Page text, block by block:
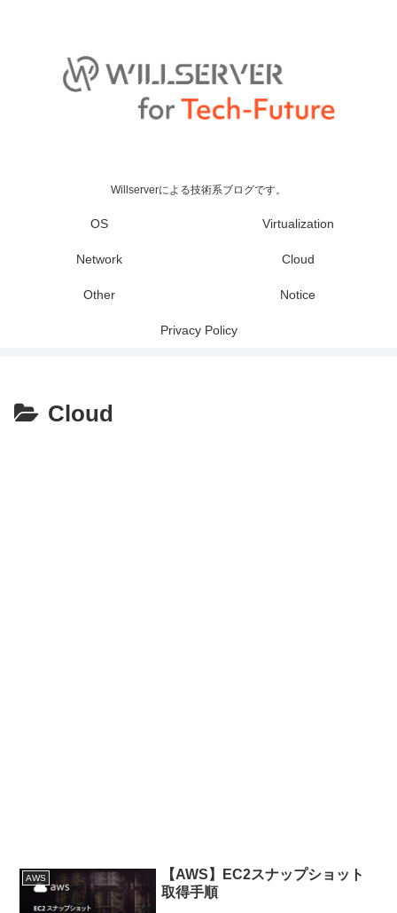
Willserverによる技術系ブログです。
OS Virtualization
Network Cloud
Other Notice
Privacy Policy
Cloud
AWS
【AWS】EC2スナップショット
取得手順